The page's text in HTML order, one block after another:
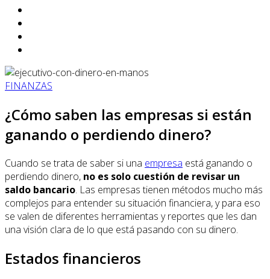
FINANZAS
¿Cómo saben las empresas si están
ganando o perdiendo dinero?
Cuando se trata de saber si una empresa está ganando o
perdiendo dinero, no es solo cuestión de revisar un
saldo bancario. Las empresas tienen métodos mucho más
complejos para entender su situación financiera, y para eso
se valen de diferentes herramientas y reportes que les dan
una visión clara de lo que está pasando con su dinero.
Estados financieros